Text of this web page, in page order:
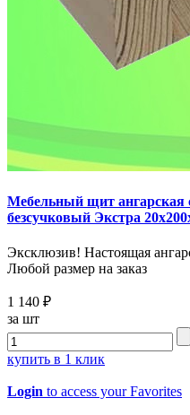
Мебельный щит ангарская
безсучковый Экстра
Эксклюзив! Настоящая
Любой размер на заказ
1 140 ₽
за шт
купить в 1 клик
Login to access your Favorites